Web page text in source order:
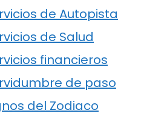
de Autopista
de Salud
financieros
de paso
del Zodiaco